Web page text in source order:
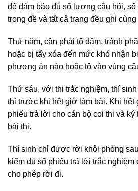
để đảm bảo đủ số lượng câu hỏi,
trong đề và tất cả trang đều ghi cùng
Thứ năm, cần phải tô đậm, tránh
hoặc bị tẩy xóa đến mức khó nhận
phương án nào hoặc tô vào vùng
Thứ sáu, với thi trắc nghiệm, thí
thi trước khi hết giờ làm bài. Khi hết
phiếu trả lời cho cán bộ coi thi và ký
bài thi.
Thí sinh chỉ được rời khỏi phòng
kiểm đủ số phiếu trả lời trắc nghiệm
cho phép rời đi.